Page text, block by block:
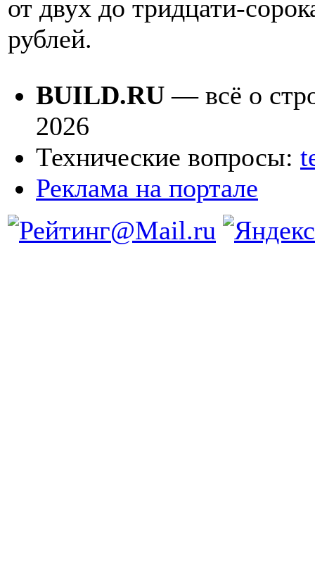
от двух до тридцати-
рублей.
BUILD.RU — всё о
2026
Технические вопросы:
Реклама на портале